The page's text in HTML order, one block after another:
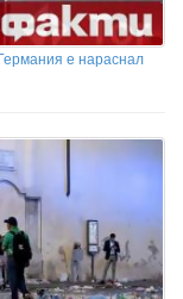
е нараснал